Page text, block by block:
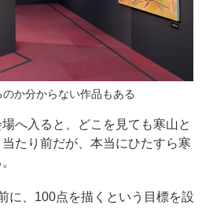
か分からない作品もある
へ入ると、どこを見ても寒山と
たり前だが、本当にひたすら寒
に、100点を描くという目標を設